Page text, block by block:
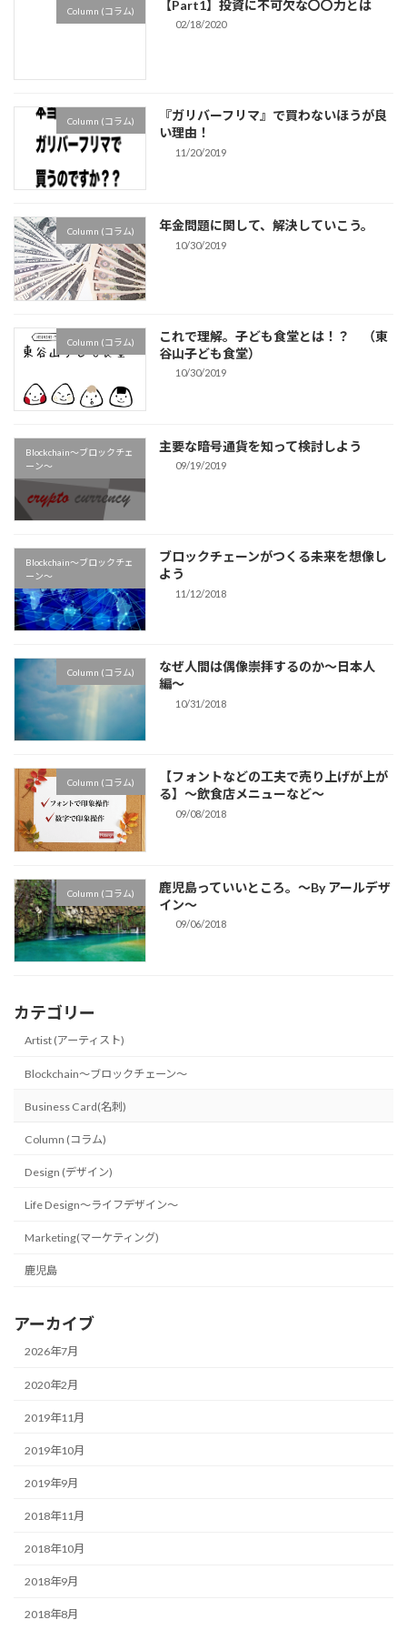
Column (コラム) 【Part1】投資に不可欠な〇〇力とは
02/18/2020
Column (コラム)
『ガリバーフリマ』で買わないほうが良
い理由！
11/20/2019
Column (コラム) 年金問題に関して、解決していこう。
10/30/2019
Column (コラム)
これで理解。子ども食堂とは！？ （東
谷山子ども食堂）
10/30/2019
Blockchain〜ブロックチェ
ーン〜
主要な暗号通貨を知って検討しよう
09/19/2019
Blockchain〜ブロックチェ
ーン〜
ブロックチェーンがつくる未来を想像し
よう
11/12/2018
Column (コラム)
なぜ人間は偶像崇拝するのか〜日本人
編〜
10/31/2018
Column (コラム)
【フォントなどの工夫で売り上げが上が
る】〜飲食店メニューなど〜
09/08/2018
Column (コラム)
鹿児島っていいところ。〜By アールデザ
イン〜
09/06/2018
カテゴリー
Artist (アーティスト)
Blockchain〜ブロックチェーン〜
Business Card(名刺)
Column (コラム)
Design (デザイン)
Life Design〜ライフデザイン〜
Marketing(マーケティング)
鹿児島
アーカイブ
2026年7月
2020年2月
2019年11月
2019年10月
2019年9月
2018年11月
2018年10月
2018年9月
2018年8月